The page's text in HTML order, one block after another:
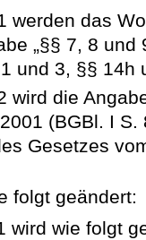
werden das
„§§ 7, 8 und
und 3, §§ 14h
wird die
(BGBl. I S.
Gesetzes
folgt geändert:
wird wie folgt